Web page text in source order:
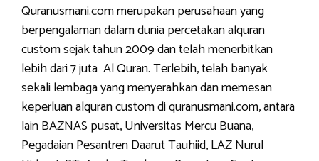
Quranusmani.com merupakan perusahaan yang
berpengalaman dalam dunia percetakan alquran
custom sejak tahun 2009 dan telah menerbitkan
lebih dari 7 juta Al Quran. Terlebih, telah banyak
sekali lembaga yang menyerahkan dan memesan
keperluan alquran custom di quranusmani.com, antara
lain BAZNAS pusat, Universitas Mercu Buana,
Pegadaian Pesantren Daarut Tauhiid, LAZ Nurul